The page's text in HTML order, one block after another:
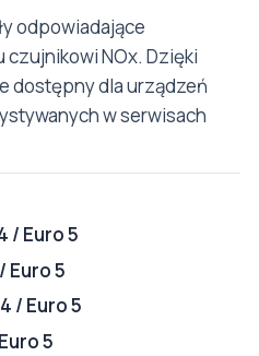
odpowiadające
czujnikowi NOx. Dzięki
dostępny dla urządzeń
w serwisach
/ Euro 5
Euro 5
/ Euro 5
5